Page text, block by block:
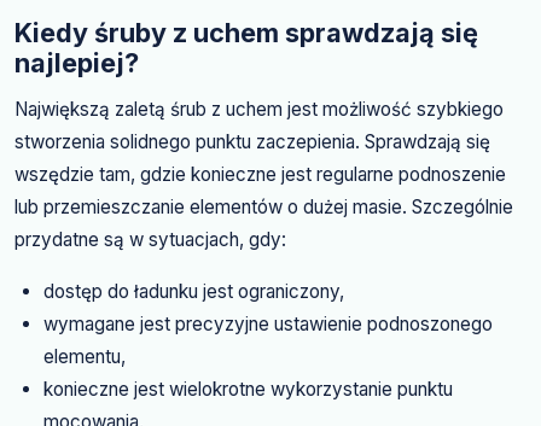
Kiedy śruby z uchem sprawdzają się
najlepiej?
Największą zaletą śrub z uchem jest możliwość szybkiego
stworzenia solidnego punktu zaczepienia. Sprawdzają się
wszędzie tam, gdzie konieczne jest regularne podnoszenie
lub przemieszczanie elementów o dużej masie. Szczególnie
przydatne są w sytuacjach, gdy:
dostęp do ładunku jest ograniczony,
wymagane jest precyzyjne ustawienie podnoszonego
elementu,
konieczne jest wielokrotne wykorzystanie punktu
mocowania,